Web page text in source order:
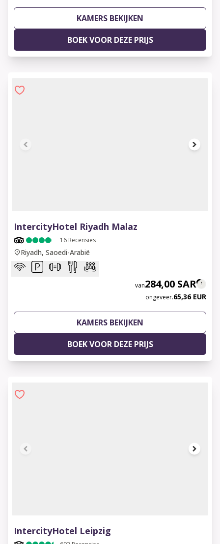
KAMERS BEKIJKEN
BOEK VOOR DEZE PRIJS
IntercityHotel Riyadh Malaz
16 Recensies
Riyadh, Saoedi-Arabië
van284,00 SAR
ongeveer.65,36 EUR
KAMERS BEKIJKEN
BOEK VOOR DEZE PRIJS
IntercityHotel Leipzig